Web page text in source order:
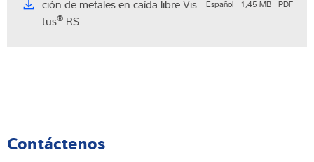
ción de metales en caída libre Vis
tus® RS
Español 1,45 MB PDF
Contáctenos